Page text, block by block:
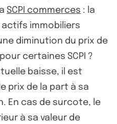
SCPI commerces : la
immobiliers
diminution du prix de
certaines SCPI ?
baisse, il est
prix de la part à sa
En cas de surcote, le
à sa valeur de